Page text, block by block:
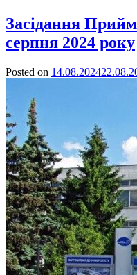
Засідання
серпня 2024 року
Posted on 14.08.2024